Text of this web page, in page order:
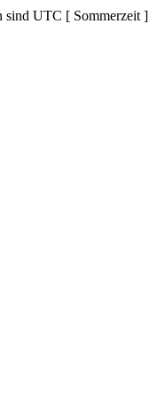
sind UTC [ Sommerzeit ]